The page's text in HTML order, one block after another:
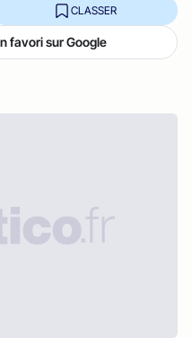
CLASSER
favori sur Google